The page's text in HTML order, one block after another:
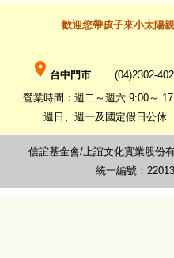
歡迎您帶孩子來小太陽
place 台中門市(04)2302-
營業時間：週二～週六 9:00～
週日、週一及國定假日公休
信誼基金會/上誼文化實業股份
統一編號：